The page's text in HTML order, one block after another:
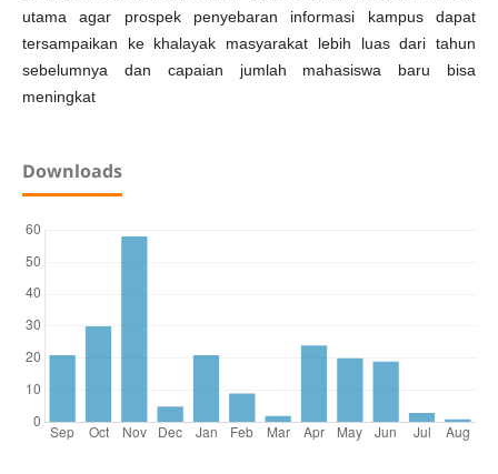
utama agar prospek penyebaran informasi kampus dapat
tersampaikan ke khalayak masyarakat lebih luas dari tahun
sebelumnya dan capaian jumlah mahasiswa baru bisa
meningkat
Downloads